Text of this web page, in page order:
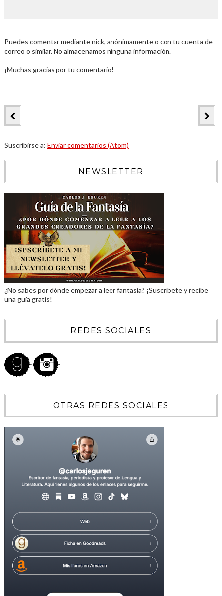
Puedes comentar mediante nick, anónimamente o con tu cuenta de
correo o similar. No almacenamos ninguna información.
¡Muchas gracias por tu comentario!
Suscribirse a: Enviar comentarios (Atom)
NEWSLETTER
¿No sabes por dónde empezar a leer fantasía? ¡Suscríbete y recibe
una guía gratis!
REDES SOCIALES
OTRAS REDES SOCIALES